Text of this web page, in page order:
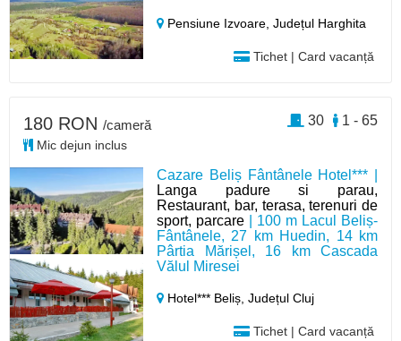
Pensiune Izvoare,Județul Harghita
Tichet | Card vacanță
Cazare Beliș Fântânele Hotel*** |
Langa padure si parau,
Restaurant, bar, terasa, terenuri de
sport, parcare | 100 m Lacul Beliș-
Fântânele, 27 km Huedin, 14 km
Pârtia Mărișel, 16 km Cascada
Vălul Miresei
Hotel*** Beliș,Județul Cluj
Tichet | Card vacanță
180 RON /cameră
Mic dejun inclus
1 - 65
30